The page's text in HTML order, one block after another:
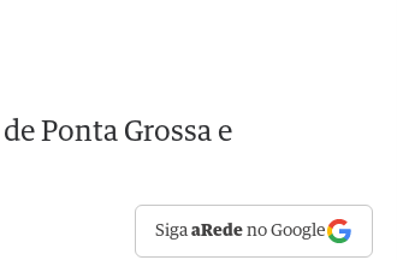
Ponta Grossa e
SigaaRede no Google